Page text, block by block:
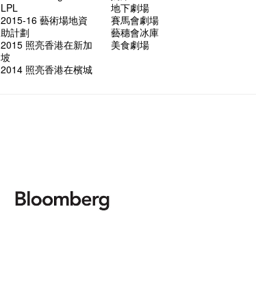
LPL
2015-16 藝術場地資
助計劃
2015 照亮香港在新加
坡
2014 照亮香港在檳城
地下劇場
賽馬會劇場
藝穗會冰庫
美食劇場